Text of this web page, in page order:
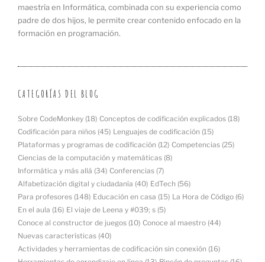
maestría en Informática, combinada con su experiencia como
padre de dos hijos, le permite crear contenido enfocado en la
formación en programación.
CATEGORÍAS DEL BLOG
Sobre CodeMonkey (18) Conceptos de codificación explicados (18)
Codificación para niños (45) Lenguajes de codificación (15)
Plataformas y programas de codificación (12) Competencias (25)
Ciencias de la computación y matemáticas (8)
Informática y más allá (34) Conferencias (7)
Alfabetización digital y ciudadanía (40) EdTech (56)
Para profesores (148) Educación en casa (15) La Hora de Código (6)
En el aula (16) El viaje de Leena y #039; s (5)
Conoce al constructor de juegos (10) Conoce al maestro (44)
Nuevas características (40)
Actividades y herramientas de codificación sin conexión (16)